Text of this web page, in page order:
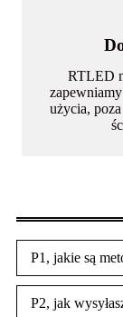
RTLED
użycia,
P1, jakie są
P2, jak